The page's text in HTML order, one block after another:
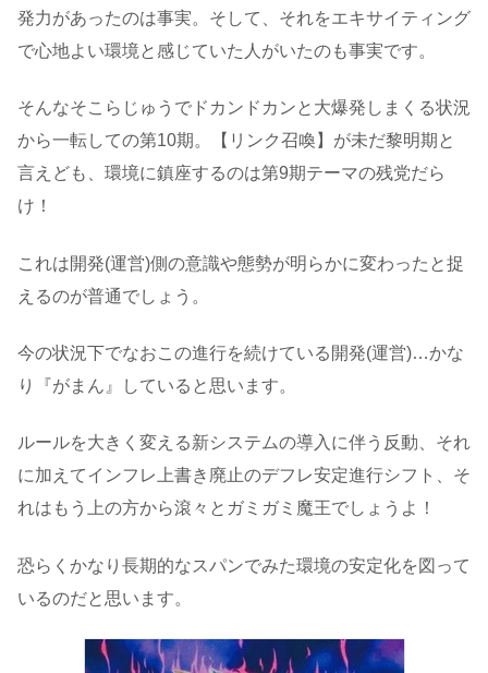
発力があったのは事実。そして、それをエキサイティング
で心地よい環境と感じていた人がいたのも事実です。
そんなそこらじゅうでドカンドカンと大爆発しまくる状況
から一転しての第10期。【リンク召喚】が未だ黎明期と
言えども、環境に鎮座するのは第9期テーマの残党だら
け！
これは開発(運営)側の意識や態勢が明らかに変わったと捉
えるのが普通でしょう。
今の状況下でなおこの進行を続けている開発(運営)…かな
り『がまん』していると思います。
ルールを大きく変える新システムの導入に伴う反動、それ
に加えてインフレ上書き廃止のデフレ安定進行シフト、そ
れはもう上の方から滾々とガミガミ魔王でしょうよ！
恐らくかなり長期的なスパンでみた環境の安定化を図って
いるのだと思います。